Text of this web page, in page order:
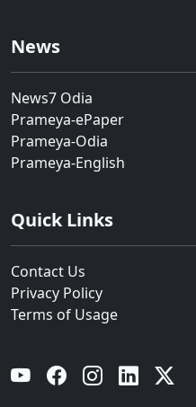
News
News7 Odia
Prameya-ePaper
Prameya-Odia
Prameya-English
Quick Links
Contact Us
Privacy Policy
Terms of Usage
YouTube Facebook Instagram Linkedin